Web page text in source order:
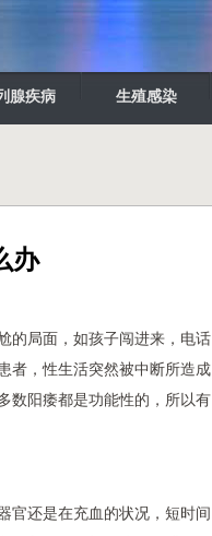
腺疾病 生殖感染
办
的局面，如孩子闯进来，电话
者，性生活突然被中断所造成
数阳痿都是功能性的，所以有
官还是在充血的状况，短时间